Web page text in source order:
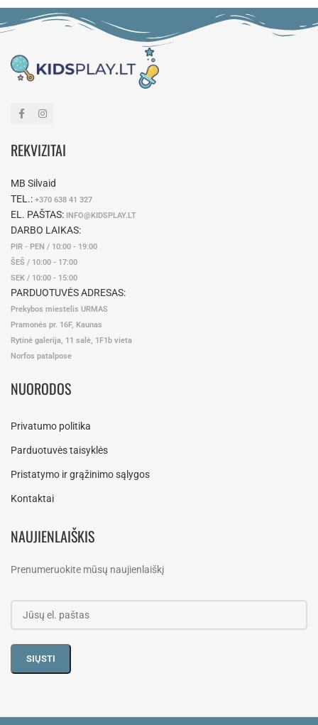
REKVIZITAI
MB Silvaid
TEL.: +370 638 41 327
EL. PAŠTAS: INFO@KIDSPLAY.LT
DARBO LAIKAS:
PIR - PEN / 10:00 - 19:00
ŠEŠ / 10:00 - 17:00
SEK / 10:00 - 15:00
PARDUOTUVĖS ADRESAS:
Prekybos miestelis URMAS
Pramonės pr. 16F, Kaunas
Rytinė galerija, 11 salė, 1F1b vieta
Norfos patalpose
NUORODOS
Privatumo politika
Parduotuvės taisyklės
Pristatymo ir grąžinimo sąlygos
Kontaktai
NAUJIENLAIŠKIS
Prenumeruokite mūsų naujienlaiškį